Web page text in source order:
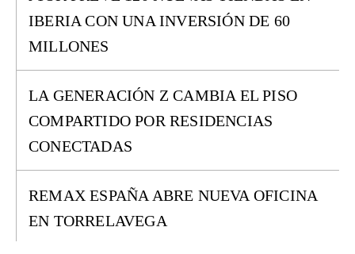
IBERIA CON UNA INVERSIÓN DE 60
MILLONES
LA GENERACIÓN Z CAMBIA EL PISO
COMPARTIDO POR RESIDENCIAS
CONECTADAS
REMAX ESPAÑA ABRE NUEVA OFICINA
EN TORRELAVEGA